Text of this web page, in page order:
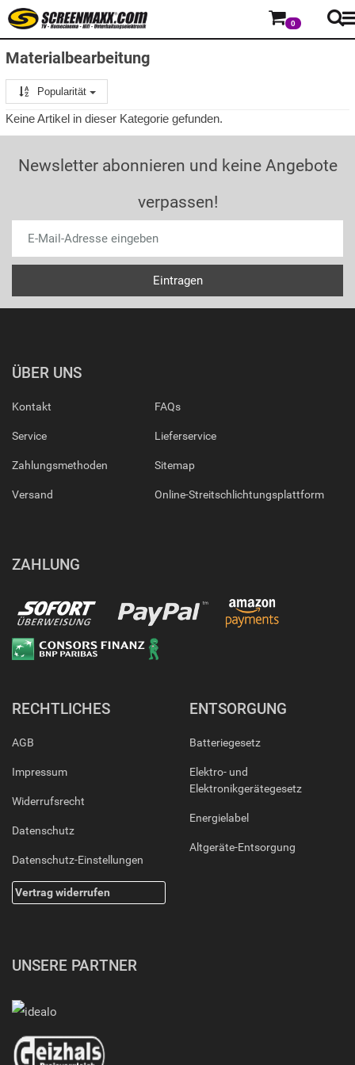
0
Materialbearbeitung
Popularität
Keine Artikel in dieser Kategorie gefunden.
Newsletter abonnieren und keine Angebote
verpassen!
ÜBER UNS
Kontakt
Service
Zahlungsmethoden
Versand
FAQs
Lieferservice
Sitemap
Online-Streitschlichtungsplattform
ZAHLUNG
RECHTLICHES
AGB
Impressum
Widerrufsrecht
Datenschutz
Datenschutz-Einstellungen
Vertrag widerrufen
ENTSORGUNG
Batteriegesetz
Elektro- und
Elektronikgerätegesetz
Energielabel
Altgeräte-Entsorgung
UNSERE PARTNER